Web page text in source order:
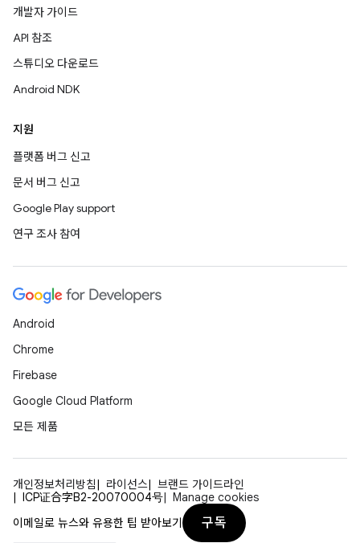
개발자 가이드
API 참조
스튜디오 다운로드
Android NDK
지원
플랫폼 버그 신고
문서 버그 신고
Google Play support
연구 조사 참여
Android
Chrome
Firebase
Google Cloud Platform
모든 제품
개인정보처리방침 라이선스
브랜드 가이드라인
ICP证合字B2-20070004号
Manage cookies
이메일로 뉴스와 유용한 팁 받아보기
구독